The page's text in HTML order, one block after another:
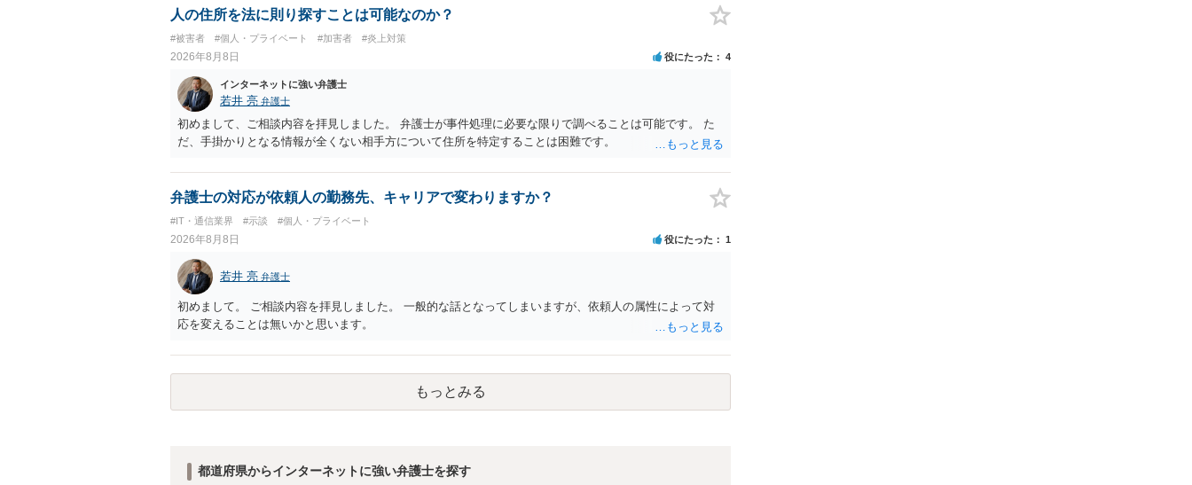
人の住所を法に則り探すことは可能なのか？
#被害者 #個人・プライベート #加害者 #炎上対策
2026年8月8日 役にたった 4
インターネットに強い弁護士
若井 亮 弁護士
初めまして、ご相談内容を拝見しました。 弁護士が事件処理に必要な限りで調べることは可能です。 た
だ、手掛かりとなる情報が全くない相手方について住所を特定することは困難です。
弁護士の対応が依頼人の勤務先、キャリアで変わりますか？
#IT・通信業界 #示談 #個人・プライベート
2026年8月8日 役にたった 1
若井 亮 弁護士
初めまして。 ご相談内容を拝見しました。 一般的な話となってしまいますが、依頼人の属性によって対
応を変えることは無いかと思います。
もっとみる
都道府県からインターネットに強い弁護士を探す